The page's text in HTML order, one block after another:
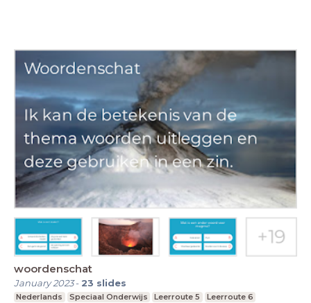
woordenschat
January 2023- 23 slides
Nederlands Speciaal Onderwijs Leerroute 5 Leerroute 6